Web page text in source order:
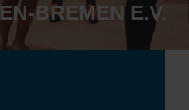
BREMEN E.V.